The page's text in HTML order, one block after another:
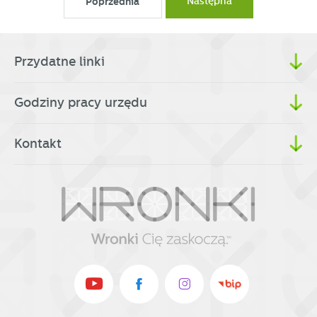
Przydatne linki
Godziny pracy urzędu
Kontakt
w charakterze pośredników prezentujących nasze treści w